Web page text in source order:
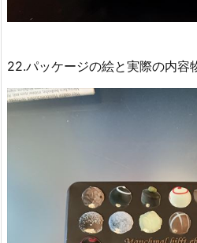
22.パッケージの絵と実際の内容